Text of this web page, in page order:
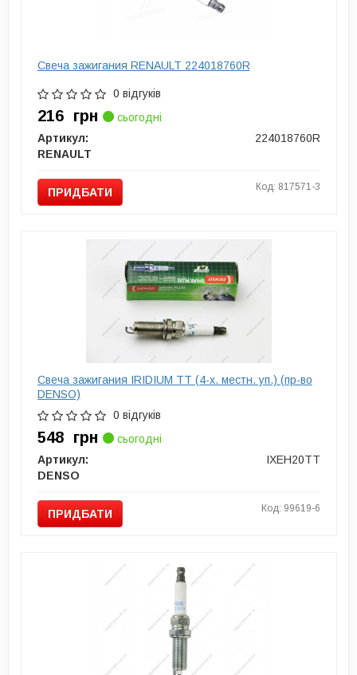
Свеча зажигания RENAULT 224018760R
0 відгуків
216 грн
сьогодні
Артикул:
224018760R
RENAULT
ПРИДБАТИ Код: 817571-3
Свеча зажигания IRIDIUM TT (4-х. местн. уп.) (пр-во
DENSO)
0 відгуків
548 грн
сьогодні
Артикул:
IXEH20TT
DENSO
ПРИДБАТИ Код: 99619-6